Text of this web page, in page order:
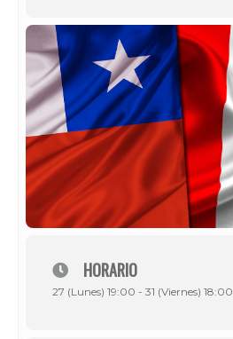
HORARIO
27 (Lunes) 19:00 - 31 (Viernes) 18:00